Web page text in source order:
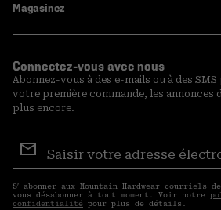
Magasinez
Connectez-vous avec nous
Abonnez-vous à des e-mails ou à des SMS
votre première commande, les annonces
plus encore.
aux
courriels
S′ abonner aux Mountain Hardwear courriels
vous désabonner à tout moment. Voir notre
confidentialité pour plus de détails.